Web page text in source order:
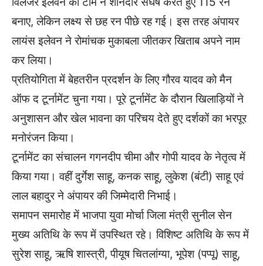
बनाए, लेकिन लक्ष्य से छह रन पीछे रह गई। इस तरह अंपायर
लायंस इलेवन ने रोमांचक मुकाबला जीतकर खिताब अपने नाम
कर लिया।
प्रतियोगिता में बेहतरीन प्रदर्शन के लिए गौरव यादव को मैन
ऑफ द टूर्नामेंट चुना गया। पूरे टूर्नामेंट के दौरान खिलाड़ियों ने
अनुशासन और खेल भावना का परिचय देते हुए दर्शकों का भरपूर
मनोरंजन किया।
टूर्नामेंट का संचालन गगनदीप चीमा और गोपी यादव के नेतृत्व में
किया गया। वहीं दुर्गेश साहू, कनक साहू, लुकेश (बंटी) साहू एवं
लाल बहादुर ने अंपायर की जिम्मेदारी निभाई।
समापन समारोह में भाजपा युवा मोर्चा जिला मंत्री सुनील सेन
मुख्य अतिथि के रूप में उपस्थित रहे। विशिष्ट अतिथि के रूप में
सुरेश साहू, ऋषि शास्त्री, पीयूष चितलांग्या, भूपेश (पप्पू) साहू,